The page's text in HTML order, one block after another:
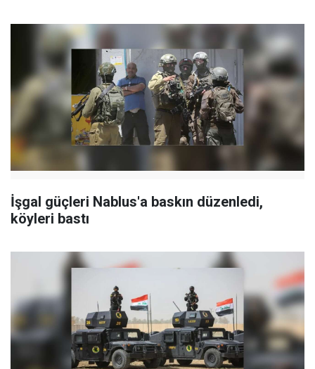
İşgal güçleri Nablus'a baskın düzenledi,
köyleri bastı